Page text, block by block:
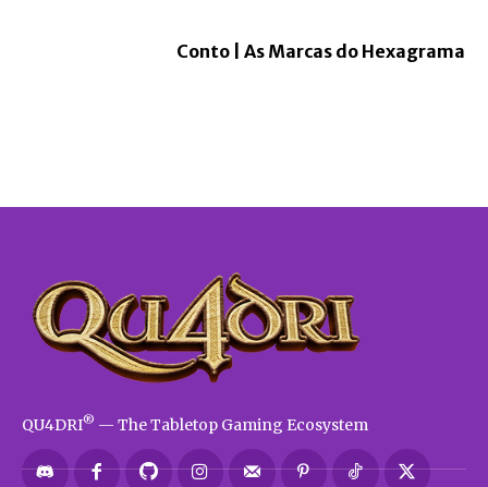
Conto | As Marcas do Hexagrama
QU4DRI® — The Tabletop Gaming Ecosystem